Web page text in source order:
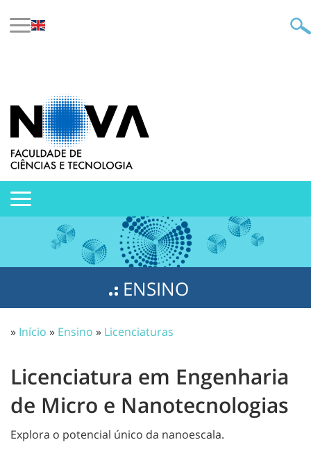
ENSINO
» Início » Ensino » Licenciaturas
Licenciatura em Engenharia
de Micro e Nanotecnologias
Explora o potencial único da nanoescala.